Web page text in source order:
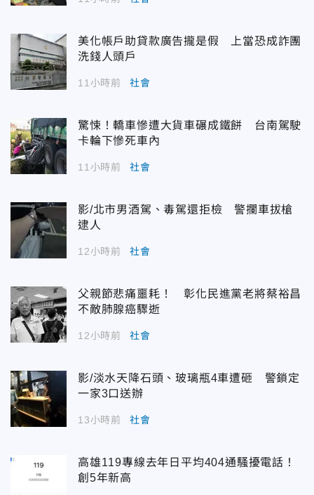
美化帳戶助貸款廣告攏是假 上當恐成詐團
洗錢人頭戶
11小時前 社會
驚悚！轎車慘遭大貨車碾成鐵餅 台南駕駛
卡輪下慘死車內
11小時前 社會
影/北市男酒駕、毒駕還拒檢 警攔車拔槍
逮人
12小時前 社會
父親節悲痛噩耗！ 彰化民進黨老將蔡裕昌
不敵肺腺癌驟逝
12小時前 社會
影/淡水天降石頭、玻璃瓶4車遭砸 警鎖定
一家3口送辦
13小時前 社會
高雄119專線去年日平均404通騷擾電話！
創5年新高